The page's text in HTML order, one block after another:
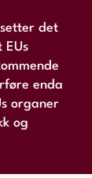
det
EUs
enda
organer
og